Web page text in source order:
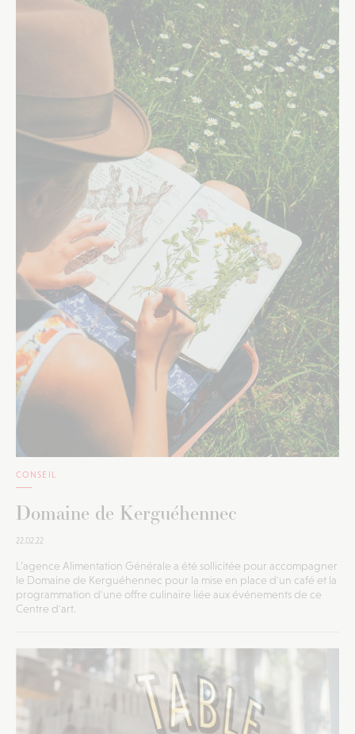
CONSEIL
Domaine de Kerguéhennec
22.02.22
L’agence Alimentation Générale a été sollicitée pour accompagner
le Domaine de Kerguéhennec pour la mise en place d'un café et la
programmation d'une offre culinaire liée aux événements de ce
Centre d'art.